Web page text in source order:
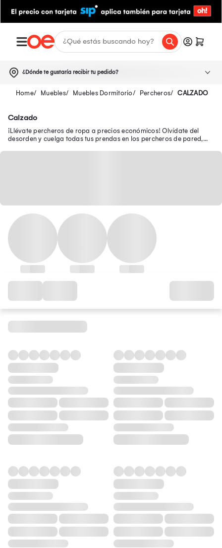
¿Dónde te gustaría recibir tu pedido?
Muebles Muebles Dormitorio Percheros CALZADO
Calzado
¡Llévate percheros de ropa a precios económicos! Olvídate del
desorden y cuelga todas tus prendas en los percheros de pared,